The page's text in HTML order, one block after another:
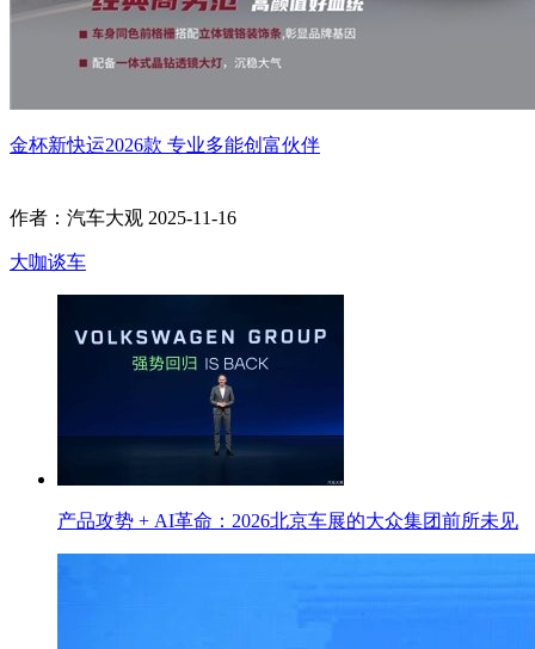
金杯新快运2026款 专业多能创富伙伴
作者：汽车大观 2025-11-16
大咖谈车
产品攻势 + AI革命：2026北京车展的大众集团前所未见